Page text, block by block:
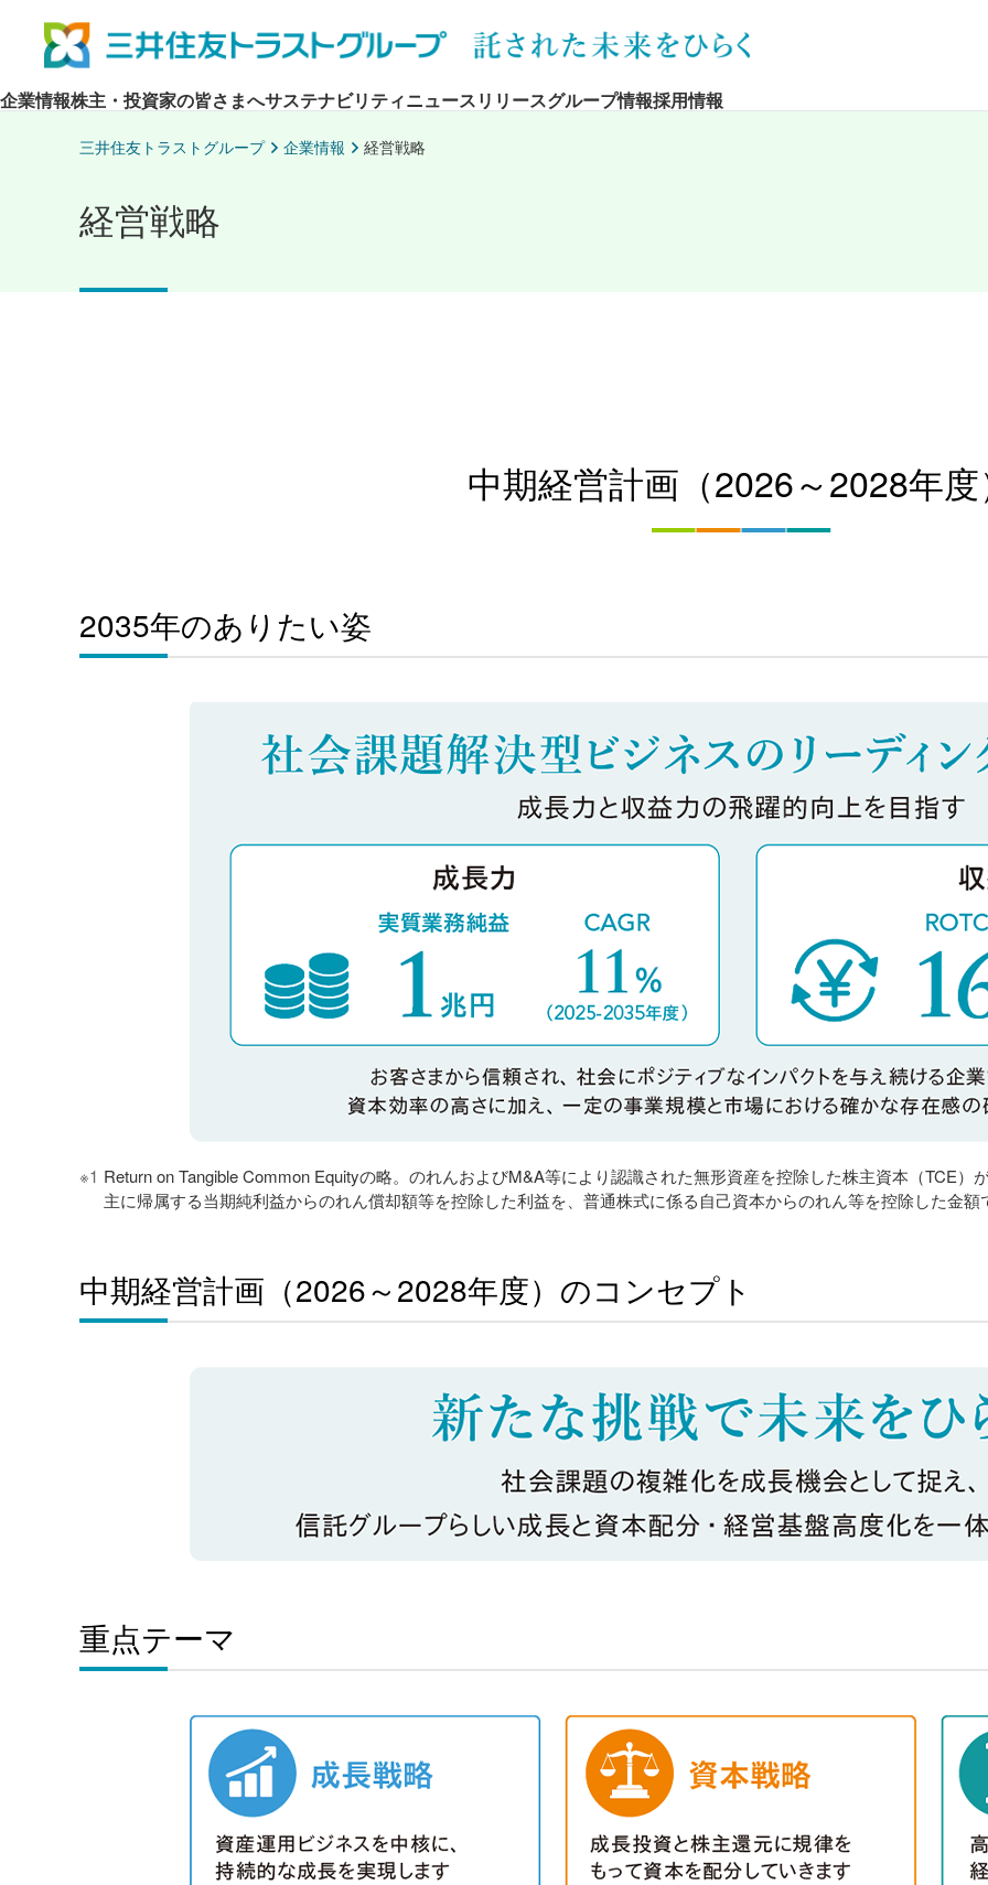
企業情報株主・投資家の皆さまへサステナビリティニュースリリースグループ情報採用情報
三井住友トラストグループ 企業情報 経営戦略
経営戦略
中期経営計画（2026～2028年
2035年のありたい姿
※1 Return on Tangible Common Equityの略。のれんおよびM&A等により認識された無形資産を控除した株主資本（TCE
主に帰属する当期純利益からのれん償却額等を控除した利益を、普通株式に係る自己資本からのれん等を控除した金額
中期経営計画（2026～2028年度）のコンセプト
重点テーマ